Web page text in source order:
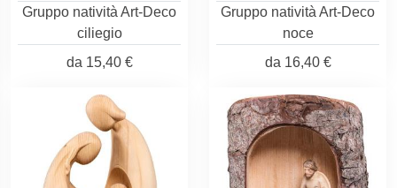
Gruppo natività Art-Deco
ciliegio
da 15,40 €
Gruppo natività Art-Deco
noce
da 16,40 €